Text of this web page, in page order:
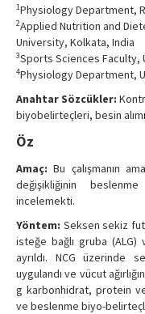
Contact Us
1Physiology Department,
2Applied Nutrition and
University, Kolkata, India
3Sports Sciences Faculty,
4Physiology Department,
Anahtar Sözcükler:
biyobelirteçleri, besin
Öz
Amaç: Bu çalışmanın
değişikliğinin
incelemekti.
Yöntem: Seksen sekiz
isteğe bağlı gruba (ALG)
ayrıldı. NCG üzerinde
uygulandı ve vücut
g karbonhidrat, protein
ve beslenme biyo-